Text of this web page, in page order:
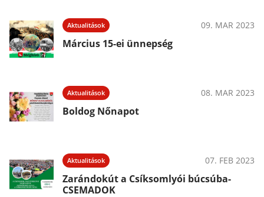
Aktualitások 09. MAR 2023
Március 15-ei ünnepség
Aktualitások 08. MAR 2023
Boldog Nőnapot
Aktualitások 07. FEB 2023
Zarándokút a Csíksomlyói búcsúba-
CSEMADOK